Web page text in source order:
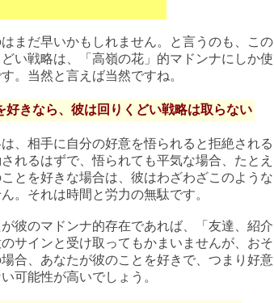
まだ早いかもしれません。と言うのも、この
い戦略は、「高嶺の花」的マドンナにしか使
。当然と言えば当然ですね。
好きなら、彼は回りくどい戦略は取らない
、相手に自分の好意を悟られると拒絶される
れるはずで、悟られても平気な場合、たとえ
とを好きな場合は、彼はわざわざこのような
。それは時間と労力の無駄です。
彼のマドンナ的存在であれば、「友達、紹介
サインと受け取ってもかまいませんが、おそ
合、あなたが彼のことを好きで、つまり好意
可能性が高いでしょう。